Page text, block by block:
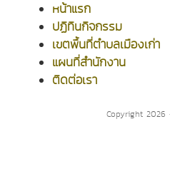
Copyright 2026
หน้าแรก
ปฏิทินกิจกรรม
เขตพื้นที่ตำบลเมืองเก่า
แผนที่สำนักงาน
ติดต่อเรา